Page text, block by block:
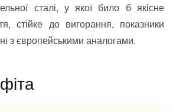
сталі, у якої било б якісне
стійке до вигорання, показники
з європейськими аналогами.